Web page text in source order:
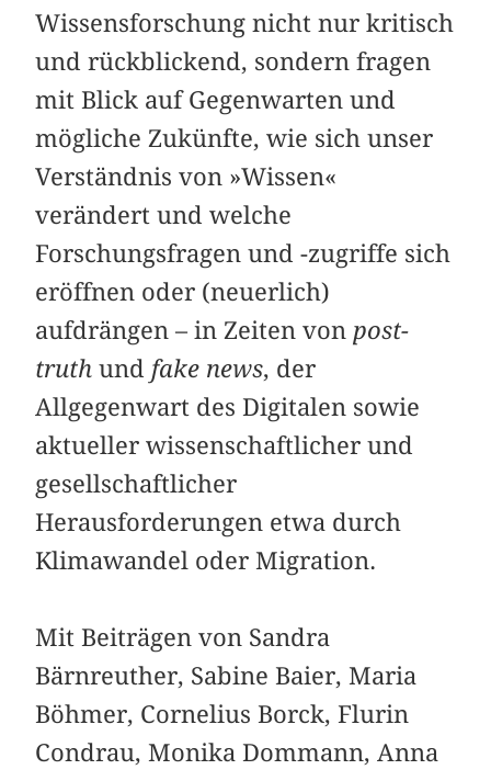
Wissensforschung nicht nur kritisch
und rückblickend, sondern fragen
mit Blick auf Gegenwarten und
mögliche Zukünfte, wie sich unser
Verständnis von »Wissen«
verändert und welche
Forschungsfragen und -zugriffe sich
eröffnen oder (neuerlich)
aufdrängen – in Zeiten von post-
truth und fake news, der
Allgegenwart des Digitalen sowie
aktueller wissenschaftlicher und
gesellschaftlicher
Herausforderungen etwa durch
Klimawandel oder Migration.
Mit Beiträgen von Sandra
Bärnreuther, Sabine Baier, Maria
Böhmer, Cornelius Borck, Flurin
Condrau, Monika Dommann, Anna